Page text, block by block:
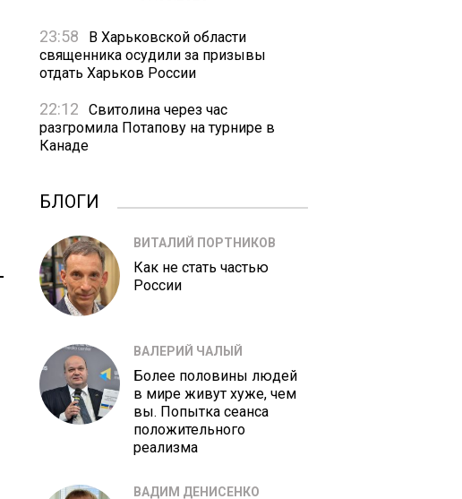
23:58
В Харьковской области
священника осудили за призывы
отдать Харьков России
22:12
Свитолина через час
разгромила Потапову на турнире в
Канаде
БЛОГИ
ВИТАЛИЙ ПОРТНИКОВ
Как не стать частью
России
ВАЛЕРИЙ ЧАЛЫЙ
Более половины людей
в мире живут хуже, чем
вы. Попытка сеанса
положительного
реализма
ВАДИМ ДЕНИСЕНКО